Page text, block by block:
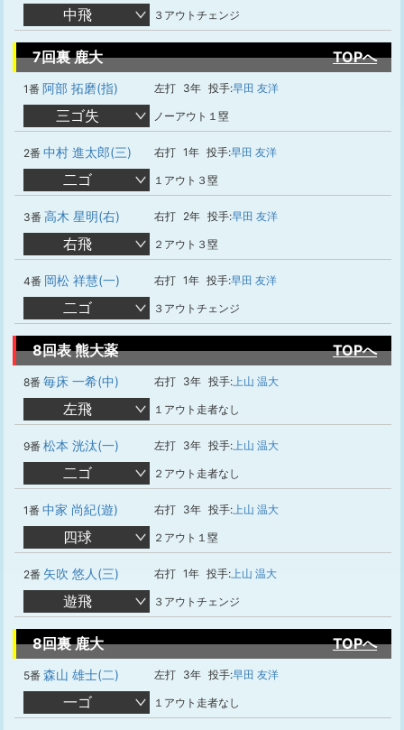
中飛 ３アウトチェンジ
7回裏 鹿大 TOPへ
1番 阿部 拓磨(指) 左打 3年 投手:早田 友洋
三ゴ失 ノーアウト１塁
2番 中村 進太郎(三) 右打 1年 投手:早田 友洋
二ゴ １アウト３塁
3番 高木 星明(右) 右打 2年 投手:早田 友洋
右飛 ２アウト３塁
4番 岡松 祥慧(一) 右打 1年 投手:早田 友洋
二ゴ ３アウトチェンジ
8回表 熊大薬 TOPへ
8番 毎床 一希(中) 右打 3年 投手:上山 温大
左飛 １アウト走者なし
9番 松本 洸汰(一) 左打 3年 投手:上山 温大
二ゴ ２アウト走者なし
1番 中家 尚紀(遊) 右打 3年 投手:上山 温大
四球 ２アウト１塁
2番 矢吹 悠人(三) 右打 1年 投手:上山 温大
遊飛 ３アウトチェンジ
8回裏 鹿大 TOPへ
5番 森山 雄士(二) 左打 3年 投手:早田 友洋
一ゴ １アウト走者なし